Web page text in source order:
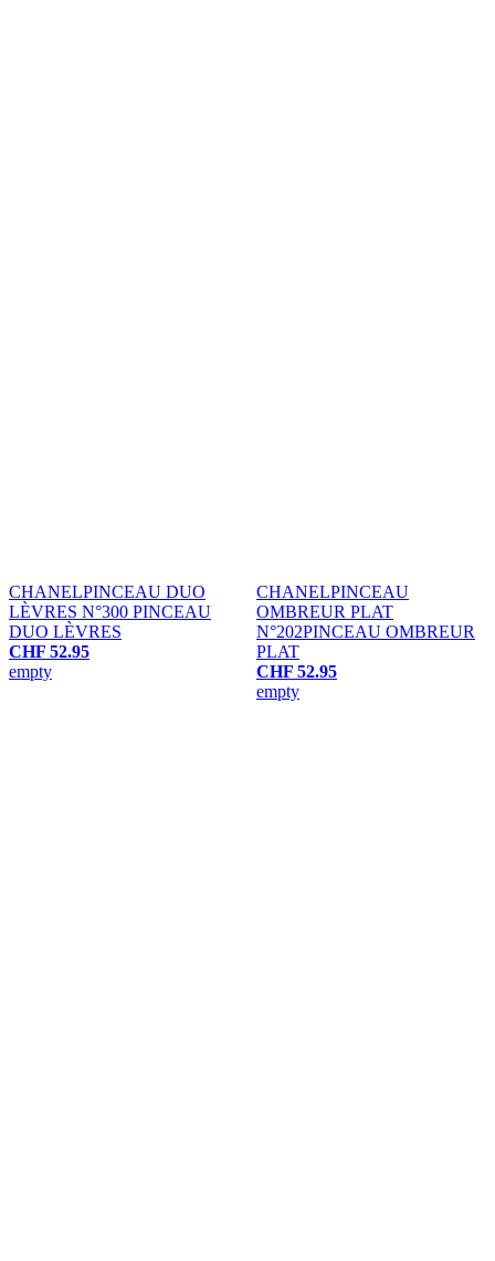
CHANELPINCEAU DUO
LÈVRES N°300 PINCEAU
DUO LÈVRES
CHF 52.95
empty
CHANELPINCEAU
OMBREUR PLAT
N°202PINCEAU OMBREUR
PLAT
CHF 52.95
empty